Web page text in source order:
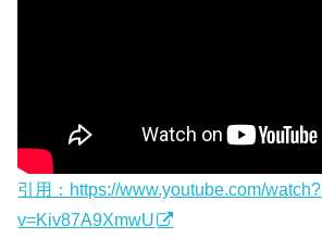
引用：https://www.youtube.com/watch?
v=Kiv87A9XmwU